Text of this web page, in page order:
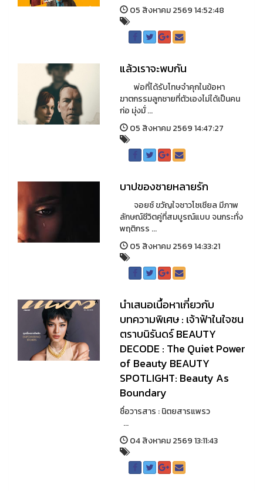
05 สิงหาคม 2569 14:52:48
แล้วเราจะพบกัน
พ่อที่ได้รับโทษจำคุกในข้อหา
ฆาตกรรมลูกชายที่ตัวเองไม่ได้เป็นคน
ก่อ มุ่งมั่ ...
05 สิงหาคม 2569 14:47:27
บาปของชายหลายรัก
จอยซ์ ขวัญใจชาวโซเชียล มีภาพ
ลักษณ์ชีวิตคู่ที่สมบูรณ์แบบ จนกระทั่ง
พฤติกรร ...
05 สิงหาคม 2569 14:33:21
นำเสนอเนื้อหาเกี่ยวกับ
บทความพิเศษ : เจ้าฟ้าในใจชน
ตราบนิรันดร์ BEAUTY
DECODE : The Quiet Power
of Beauty BEAUTY
SPOTLIGHT: Beauty As
Boundary
ชื่อวารสาร : นิตยสารแพรว
...
04 สิงหาคม 2569 13:11:43